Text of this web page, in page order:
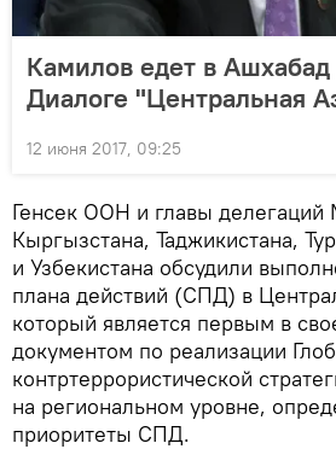
Камилов едет в Ашхабад
Диалоге "Центральная
12 июня 2017, 09:25
Генсек ООН и главы делегаций
Кыргызстана, Таджикистана,
и Узбекистана обсудили
плана действий (СПД) в
который является первым в
документом по реализации
контртеррористической
на региональном уровне,
приоритеты СПД.